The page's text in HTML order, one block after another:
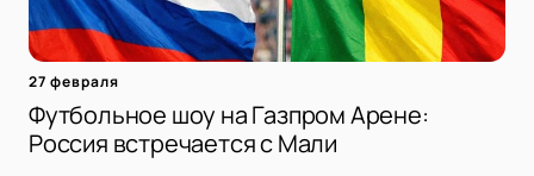
27 февраля
Футбольное шоу на Газпром Арене:
Россия встречается с Мали